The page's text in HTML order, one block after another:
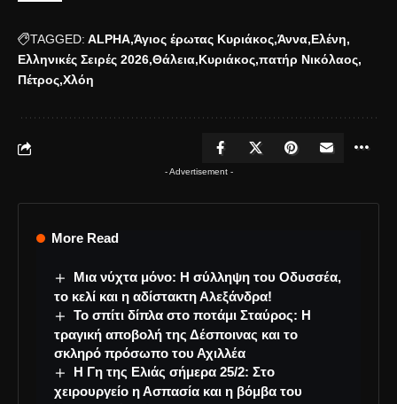
TAGGED: ALPHA Άγιος έρωτας Κυριάκος Άννα Ελένη
Ελληνικές Σειρές 2026 Θάλεια Κυριάκος πατήρ Νικόλαος
Πέτρος Χλόη
- Advertisement -
More Read
Μια νύχτα μόνο: Η σύλληψη του Οδυσσέα,
το κελί και η αδίστακτη Αλεξάνδρα!
Το σπίτι δίπλα στο ποτάμι Σταύρος: Η
τραγική αποβολή της Δέσποινας και το
σκληρό πρόσωπο του Αχιλλέα
Η Γη της Ελιάς σήμερα 25/2: Στο
χειρουργείο η Ασπασία και η βόμβα του